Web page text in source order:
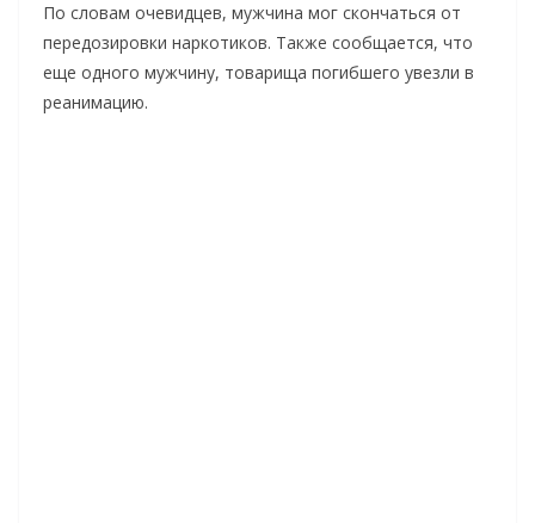
По словам очевидцев, мужчина мог скончаться от
передозировки наркотиков. Также сообщается, что
еще одного мужчину, товарища погибшего увезли в
реанимацию.